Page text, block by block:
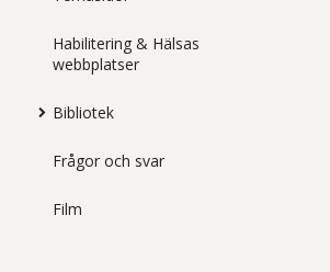
Habilitering & Hälsas
webbplatser
Bibliotek
Frågor och svar
Film